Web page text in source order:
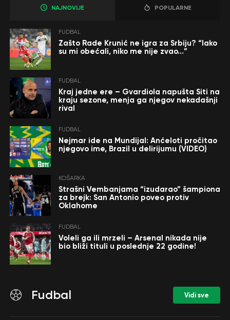
NAJNOVIJE POPULARNE
FUDBAL
Zašto Rade Krunić ne igra za Srbiju? “Iako
su mi obećali, niko me nije zvao…”
FUDBAL
Kraj jedne ere – Gvardiola napušta Siti na
kraju sezone, menja ga njegov nekadašnji
rival
FUDBAL
Nejmar ide na Mundijal: Anćeloti pročitao
njegovo ime, Brazil u delirijumu (VIDEO)
KOŠARKA
Strašni Vembanjama “izudarao” šampiona
za brejk: San Antonio poveo protiv
Oklahome
FUDBAL
Voleli ga ili mrzeli – Arsenal nikada nije
bio bliži tituli u poslednje 22 godine!
Fudbal Vidi sve